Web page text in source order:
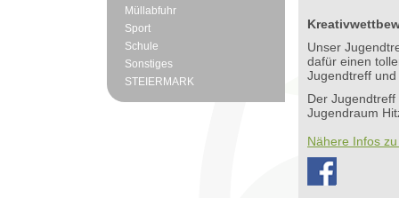
Müllabfuhr
Sport
Schule
Sonstiges
STEIERMARK
Unser
dafür einen
Jugendtreff
Der
Jugendraum
Nähere Infos